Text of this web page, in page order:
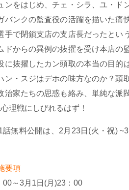
をはじめ、チェ・シラ、ユ・ド
ンクの監査役の活躍を描いた痛
で閉鎖支店の支店長だったとい
ドからの異例の抜擢を受け本店の
抜擢したカン頭取の本当の目的
ン・スジはデホの味方なのか？頭
治家たちの思惑も絡み、単純な派
理戦にしびれるはず！
無料公開は、2月23日(火・祝)
要項
～3月1日(月)23：00